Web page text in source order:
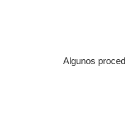
Algunos